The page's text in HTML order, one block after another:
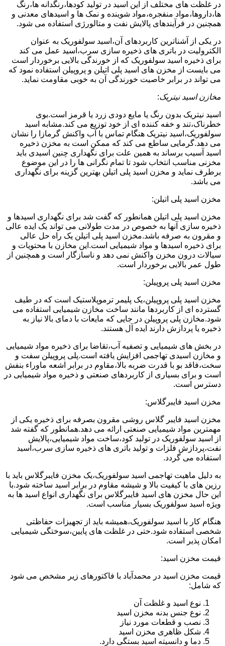
در غلظت های مختلف از این اسید در تولید کودها،رنگدانه ها،رنگ
ها،داروها،مواد منفجره،مواد شوینده و نمک ها و اسیدهای معدنی و
همچنین در فرآیندهای پالایش نفت و متالورژی استفاده می شود.
در یکی از آشناترین کاربردهای آن،اسید سولفوریک به عنوان
الکترولیت در باتری های ذخیره سازی سرب،اسید عمل می کند
برای ذخیره اسید سولفوریک که از خورندگی بالایی برخوردار است
می بایست از مخزن های اسید پلی اتیلن و پروپیلن استفاده نمود که
می تواند در برابر خاصیت خورندگی آن به خوبی مقاومت نماید.
مخازن اسید نیتریک:
اسید نیتریک بدون رنگ یا مایع دودی زرد یا قرمز است.بوی
خطرناک،تند و خفه کننده ای از خود توزیع می کند.مشابه اسید
سولفوریک،اسید نیتریک هنگام تماس با آب واکنش گرمازا را نشان
می دهد.گرمایی ساطع می کند که ممکن است به مخزن ذخیره
اسید آسیب برساند به همین علت برای نگهداری چنین اسیدی باید
مخزنی مناسب انتخاب شود تا تمام نگرانی ها را در این موضوع
برطرف نماید و مخزن اسید پلی اتیلن بهترین گزینه برای نگهداری
می باشد.
مخزن اسید پلی اتیلن:
مخزن اسید پلی اتیلن همانطور که گفت شد برای نگهداری اسیدها و
ذخیره سازی آنها به خصوص در مدت طولانی می تواند یک ایده عالی
و مقرون به صرفه باشد.مخزن اسید پلی اتیلن یک راه حل عالی
برای ذخیره اسیدها و مواد شیمیایی است.این مخازن با محتویات و
سیالات درون مخزن واکنش نمی دهد و ناسازگار است و همچنین از
طول عمر بالایی برخوردار است.
مخزن اسید پلی پروپیلن:
مخزن اسید پلی پروپیلن،یک پلیمر ترموپلاستیک است که در طیف
گسترده ای از کاربردها مانند ساخت مخازن شیمیایی استفاده می
شود.مخازن پلی پروپیلن در جایی که مایعات با دمای بالا نیاز به
ذخیره یا پردازش دارند ایده آل هستند.
در بخش های شیمیایی و تصفیه آب،تقاضا برای ذخیره مواد شیمیایی
و مخازن اسیدی تهاجمی افزایش یافته است.پلی پروپیلن سفت و
سخت،فاقد بو با قدرت ضربه بالا،مقاوم در برابر اشعه ماوراء بنفش
است و برای بسیاری از کاربردهای صنعتی و ذخیره مواد شیمیایی در
دسترس است.
مخزن اسید فایبرگلاس:
مخزن اسید فایبر گلاس روشی مقرون بصرفه برای ذخیره یکی از
مهمترین مواد شیمیایی صنعتی ارائه می دهد.همانطور که گفته شد
از اسید سولفوریک در تولید کود،ساخت مواد شیمیایی،پالایش
نفت،پردازش فلزات و تولید باتری های ذخیره سازی سرب،اسید
استفاده می گردد.
به دلیل ماهیت تهاجمی اسید سولفوریک،یک مخزن فایبرگلاس باید با
رزین های با کیفیت بالا و شیشه مقاوم در برابر اسید ساخته شود.با
این حال مخزن های اسید فایبرگلاس برای نگهداری انواع اسید ها به
ویژه اسید سولفوریک بسیار مناسب است.
هنگام کار با اسید سولفوریک،همیشه باید از تجهیزات حفاظتی
شخصی استفاده شود.حتی در غلظت های پایین،سوختگی شیمیایی
امکان پذیر است.
قیمت مخزن اسید:
قیمت مخزن اسید در محمدآباد با فاکتورهای زیر مشخص می شود
که شامل:
نوع اسید و غلظت آن
نوع جنس بدنه مخزن اسید
نصب و قطعات مورد نیاز
شکل ظاهری مخزن اسید
دما و دانسیته اسید بستگی دارد.